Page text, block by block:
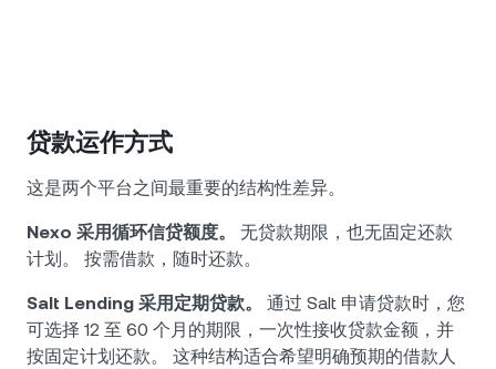
贷款运作方式
这是两个平台之间最重要的结构性差异。
Nexo 采用循环信贷额度。
无贷款期限，也无固定还款
计划。 按需借款，随时还款。
Salt Lending 采用定期贷款。
通过 Salt 申请贷款时，您
可选择 12 至 60 个月的期限，一次性接收贷款金额，并
按固定计划还款。 这种结构适合希望明确预期的借款人